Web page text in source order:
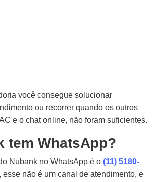
você consegue solucionar
ou recorrer quando os outros
e o chat online, não foram suficientes.
tem WhatsApp?
Nubank no WhatsApp é o (11) 5180-
esse não é um canal de atendimento, e